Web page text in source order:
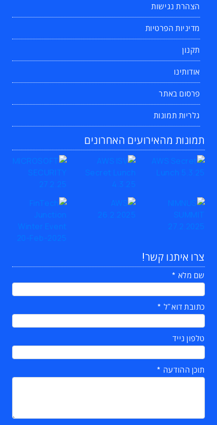
הצהרת נגישות
מדיניות הפרטיות
תקנון
אודותינו
פרסום באתר
גלריות תמונות
תמונות מהאירועים האחרונים
צרו איתנו קשר!
שם מלא
כתובת דוא"ל
טלפון נייד
תוכן ההודעה